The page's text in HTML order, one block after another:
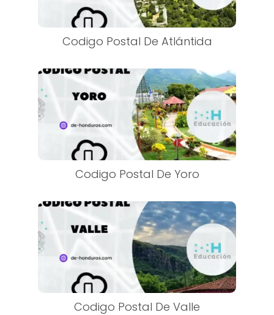
Codigo Postal De Atlántida
Codigo Postal De Yoro
Codigo Postal De Valle